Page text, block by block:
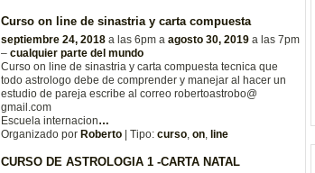
Curso on line de sinastria y carta compuesta
septiembre 24, 2018 a las 6pm a agosto 30, 2019 a las 7pm
– cualquier parte del mundo
Curso on line de sinastria y carta compuesta tecnica que
todo astrologo debe de comprender y manejar al hacer un
estudio de pareja escribe al correo robertoastrobo@
gmail.com
Escuela internacion…
Organizado por Roberto | Tipo: curso on line
CURSO DE ASTROLOGIA 1 -CARTA NATAL